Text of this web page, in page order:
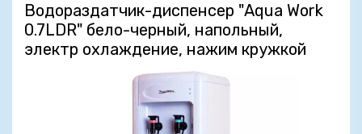
Водораздатчик-диспенсер "Aqua Work
0.7LDR" бело-черный, напольный,
электр охлаждение, нажим кружкой